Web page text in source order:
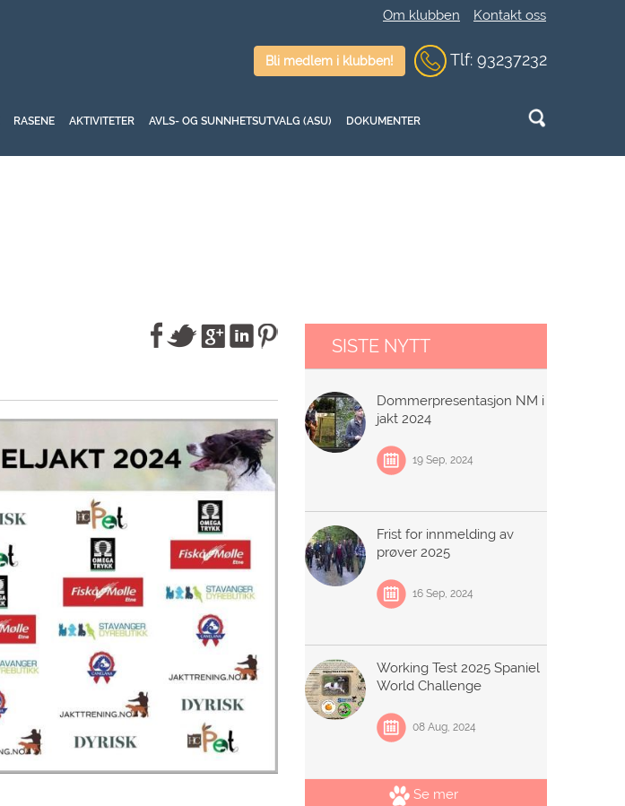
Om klubben Kontakt oss
Bli medlem i klubben! Tlf: 93237232
RASENE AKTIVITETER AVLS- OG SUNNHETSUTVALG (ASU) DOKUMENTER
SISTE NYTT
Dommerpresentasjon NM i
jakt 2024
19 Sep, 2024
Frist for innmelding av
prøver 2025
16 Sep, 2024
Working Test 2025 Spaniel
World Challenge
08 Aug, 2024
Se mer